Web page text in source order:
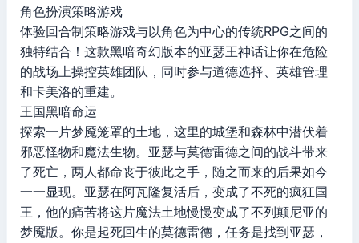
角色扮演策略游戏
体验回合制策略游戏与以角色为中心的传统RPG之间的
独特结合！这款黑暗奇幻版本的亚瑟王神话让你在危险
的战场上操控英雄团队，同时参与道德选择、英雄管理
和卡美洛的重建。
王国黑暗命运
探索一片梦魇笼罩的土地，这里的城堡和森林中潜伏着
邪恶怪物和魔法生物。亚瑟与莫德雷德之间的战斗带来
了死亡，两人都命丧于彼此之手，随之而来的后果如今
一一显现。亚瑟在阿瓦隆复活后，变成了不死的疯狂国
王，他的痛苦将这片魔法土地慢慢变成了不列颠尼亚的
梦魇版。你是起死回生的莫德雷德，任务是找到亚瑟，